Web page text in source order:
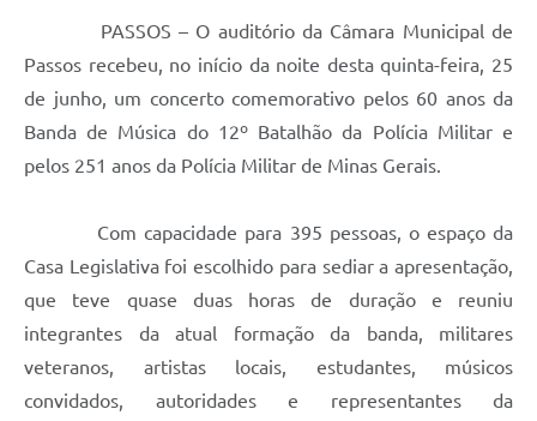
PASSOS – O auditório da Câmara Municipal de
Passos recebeu, no início da noite desta quinta-feira, 25
de junho, um concerto comemorativo pelos 60 anos da
Banda de Música do 12º Batalhão da Polícia Militar e
pelos 251 anos da Polícia Militar de Minas Gerais.
Com capacidade para 395 pessoas, o espaço da
Casa Legislativa foi escolhido para sediar a apresentação,
que teve quase duas horas de duração e reuniu
integrantes da atual formação da banda, militares
veteranos, artistas locais, estudantes, músicos
convidados, autoridades e representantes da